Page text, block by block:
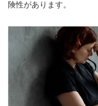
険性があります。